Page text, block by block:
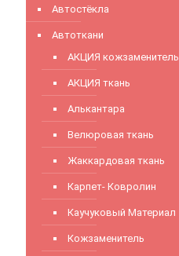
Автостёкла
Автоткани
АКЦИЯ кожзаменитель
АКЦИЯ ткань
Алькантара
Велюровая ткань
Жаккардовая ткань
Карпет- Ковролин
Каучуковый Материал
Кожзаменитель